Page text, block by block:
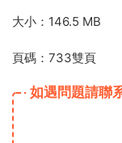
大小：146.5 MB
頁碼：733雙頁
如遇問題請聯